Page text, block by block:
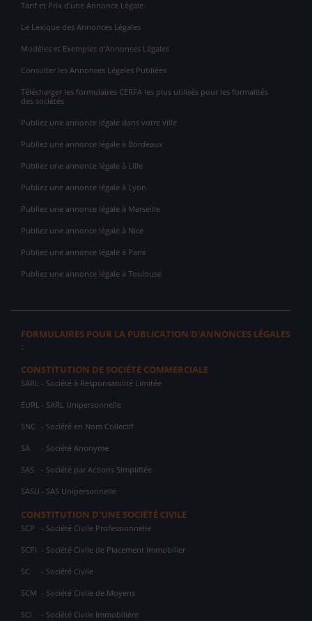
Tarif et Prix d'une Annonce Légale
Le Lexique des Annonces Légales
Modèles et Exemples d'Annonces Légales
Consulter les Annonces Légales Publiées
Télécharger les formulaires CERFA les plus utilisés pour les formalités
des sociétés
Publiez une annonce légale dans votre ville
Publiez une annonce légale à Bordeaux
Publiez une annonce légale à Lille
Publiez une annonce légale à Lyon
Publiez une annonce légale à Marseille
Publiez une annonce légale à Nice
Publiez une annonce légale à Paris
Publiez une annonce légale à Toulouse
FORMULAIRES POUR LA PUBLICATION D'ANNONCES LÉGALES
:
CONSTITUTION DE SOCIÉTÉ COMMERCIALE
SARL - Société à Responsabilité Limitée
EURL - SARL Unipersonnelle
SNC - Société en Nom Collectif
SA - Société Anonyme
SAS - Société par Actions Simplifiée
SASU - SAS Unipersonnelle
CONSTITUTION D'UNE SOCIÉTÉ CIVILE
SCP - Société Civile Professionnelle
SCPI - Société Civile de Placement Immobilier
SC - Société Civile
SCM - Société Civile de Moyens
SCI - Société Civile Immobilière